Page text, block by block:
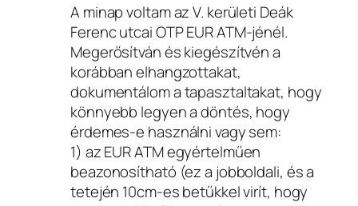
A minap voltam az V. kerületi Deák
Ferenc utcai OTP EUR ATM-jénél.
Megerősítván és kiegészítvén a
korábban elhangzottakat,
dokumentálom a tapasztaltakat, hogy
könnyebb legyen a döntés, hogy
érdemes-e használni vagy sem:
1) az EUR ATM egyértelműen
beazonosítható (ez a jobboldali, és a
tetején 10cm-es betűkkel virít, hogy